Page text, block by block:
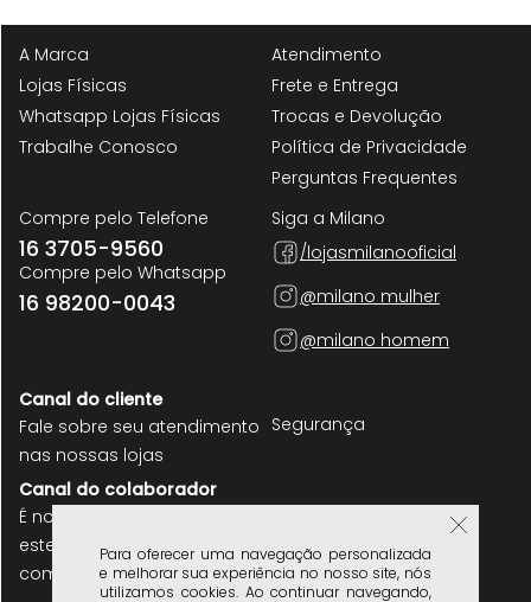
Para oferecer uma navegação personalizada
e melhorar sua experiência no nosso site, nós
utilizamos cookies. Ao continuar navegando,
A Marca
Lojas Físicas
Whatsapp Lojas Físicas
Trabalhe Conosco
Atendimento
Frete e Entrega
Trocas e Devolução
Política de Privacidade
Perguntas Frequentes
Compre pelo Telefone
16 3705-9560
Compre pelo Whatsapp
16 98200-0043
Siga a Milano
/lojasmilanooficial
@milano mulher
@milano homem
Canal do cliente
Fale sobre seu atendimento
nas nossas lojas
Canal do colaborador
É nosso funcionário? use
este canal para se
comunicar
Segurança